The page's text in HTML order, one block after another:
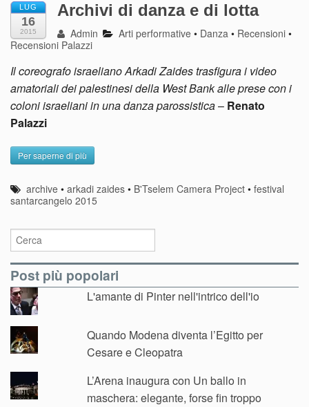
LUG
16
2015
Archivi di danza e di lotta
Admin Arti performative • Danza • Recensioni •
Recensioni Palazzi
Il coreografo israeliano Arkadi Zaides trasfigura i video
amatoriali dei palestinesi della West Bank alle prese con i
coloni israeliani in una danza parossistica– Renato
Palazzi
Per saperne di più
archive •arkadi zaides • B'Tselem Camera Project •festival
santarcangelo 2015
Post più popolari
L'amante di Pinter nell'intrico dell'io
Quando Modena diventa l’Egitto per
Cesare e Cleopatra
L’Arena inaugura con Un ballo in
maschera: elegante, forse fin troppo